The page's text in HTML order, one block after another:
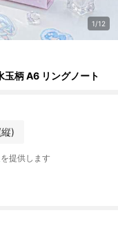
1/12
玉柄 A6 リングノート
)
を提供します